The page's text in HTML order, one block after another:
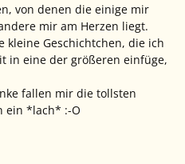
von denen die einige mir
mir am Herzen liegt.
kleine Geschichtchen, die ich
in eine der größeren einfüge,
fallen mir die tollsten
ein *lach* :-O